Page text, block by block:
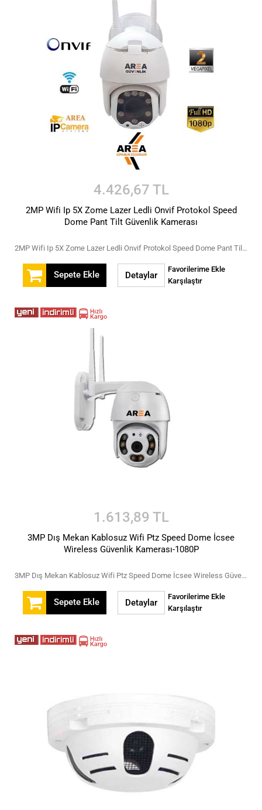
4.426,67 TL
2MP Wifi Ip 5X Zome Lazer Ledli Onvif Protokol Speed
Dome Pant Tilt Güvenlik Kamerası
2MP Wifi Ip 5X Zome Lazer Ledli Onvif Protokol Speed Dome Pant Tilt Güvenlik Kamerası
Sepete Ekle Detaylar
Favorilerime Ekle
Karşılaştır
1.613,89 TL
3MP Dış Mekan Kablosuz Wifi Ptz Speed Dome İcsee
Wireless Güvenlik Kamerası-1080P
3MP Dış Mekan Kablosuz Wifi Ptz Speed Dome İcsee Wireless Güvenlik Kamerası-1080P
Sepete Ekle Detaylar
Favorilerime Ekle
Karşılaştır